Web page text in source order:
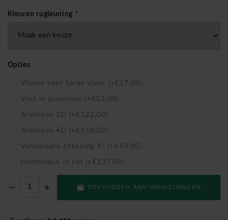
Kleuren rugleuning *
Opties
Wielen voor harde vloer (+€17,00)
Voet in aluminium (+€52,00)
Armsteun 2D (+€122,00)
Armsteun 4D (+€158,00)
Verstelbare zithelling 4° (+€54,00)
Hoofdsteun in net (+€137,00)
TOEVOEGEN AAN WINKELWAGEN